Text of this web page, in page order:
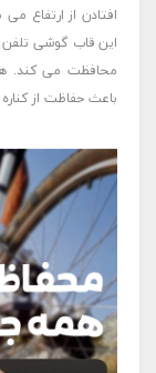
افتادن از ارتفاع
این قاب گوشی تلفن
محافظت می کند.
باعث حفاظت از